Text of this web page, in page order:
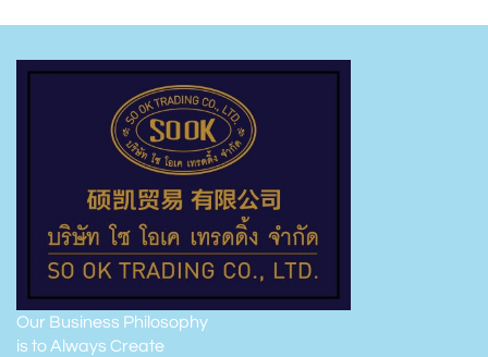
Our Business Philosophy
is to Always Create